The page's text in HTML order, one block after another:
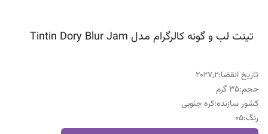
تینت لب و گونه کالرگرام مدل Tintin Dory Blur Jam
تاریخ انقضا:
2027,2
حجم:35 گرم
کشور سازنده:کره جنوبی
رنگ:
05